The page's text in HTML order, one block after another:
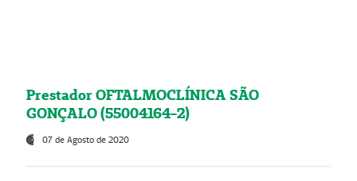
Prestador OFTALMOCLÍNICA SÃO
GONÇALO (55004164-2)
07 de Agosto de 2020